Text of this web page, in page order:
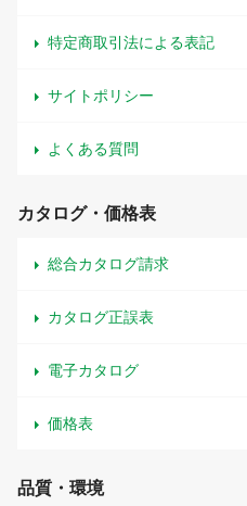
特定商取引法による表記
サイトポリシー
よくある質問
カタログ・価格表
総合カタログ請求
カタログ正誤表
電子カタログ
価格表
品質・環境